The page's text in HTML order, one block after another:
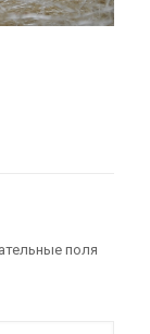
поля